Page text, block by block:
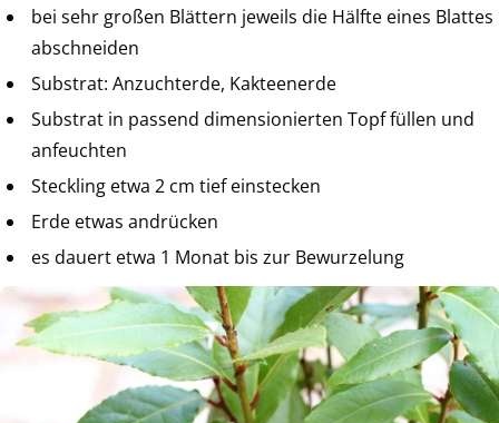
bei sehr großen Blättern jeweils die Hälfte eines Blattes
abschneiden
Substrat: Anzuchterde, Kakteenerde
Substrat in passend dimensionierten Topf füllen und
anfeuchten
Steckling etwa 2 cm tief einstecken
Erde etwas andrücken
es dauert etwa 1 Monat bis zur Bewurzelung